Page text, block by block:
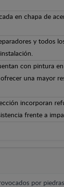
en chapa de
y todos
con pintura
una mayor
incorporan
frente a
por